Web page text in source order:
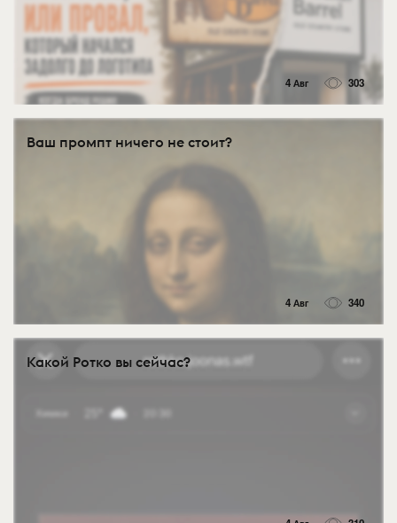
4 Авг 303
Ваш промпт ничего не стоит?
4 Авг 340
Какой Ротко вы сейчас?